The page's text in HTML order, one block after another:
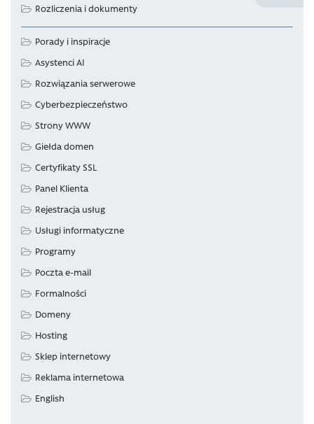
Rozliczenia i dokumenty
Porady i inspiracje
Asystenci AI
Rozwiązania serwerowe
Cyberbezpieczeństwo
Strony WWW
Giełda domen
Certyfikaty SSL
Panel Klienta
Rejestracja usług
Usługi informatyczne
Programy
Poczta e-mail
Formalności
Domeny
Hosting
Sklep internetowy
Reklama internetowa
English